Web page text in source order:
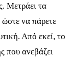
. Μετράει τα
να πάρετε
Από εκεί, το
που ανεβάζει